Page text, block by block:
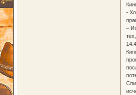
-
–